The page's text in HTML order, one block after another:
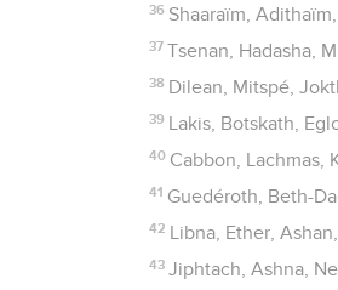
36 Shaaraïm,
37 Tsenan, Hadasha,
38 Dilean, Mitspé,
39 Lakis, Botskath,
40 Cabbon, Lachmas,
41 Guedéroth, Beth-
42 Libna, Ether, Ashan,
43 Jiphtach, Ashna,